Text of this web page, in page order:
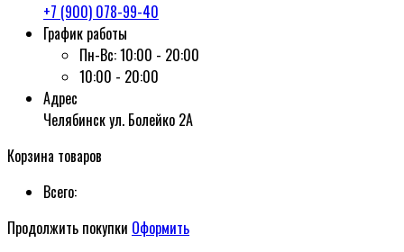
+7 (900) 078-99-40
График работы
Пн-Вс:10:00 - 20:00
10:00 - 20:00
Адрес
Челябинск ул. Болейко 2А
Корзина товаров
Всего:
Продолжить покупки Оформить